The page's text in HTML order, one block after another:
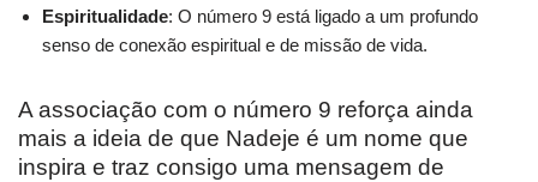
Espiritualidade: O número 9 está ligado a um profundo
senso de conexão espiritual e de missão de vida.
A associação com o número 9 reforça ainda
mais a ideia de que Nadeje é um nome que
inspira e traz consigo uma mensagem de